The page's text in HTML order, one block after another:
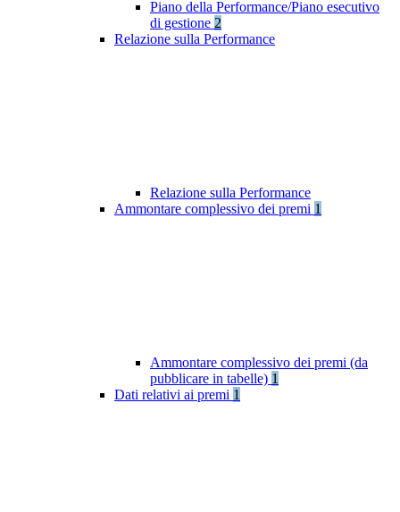
Piano della Performance/Piano esecutivo
di gestione 2
Relazione sulla Performance
Relazione sulla Performance
Ammontare complessivo dei premi 1
Ammontare complessivo dei premi (da
pubblicare in tabelle) 1
Dati relativi ai premi 1